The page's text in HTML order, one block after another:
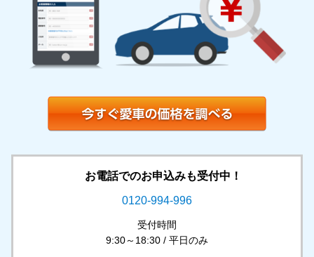
お電話でのお申込みも受付中！
0120-994-996
受付時間
9:30～18:30 / 平日のみ